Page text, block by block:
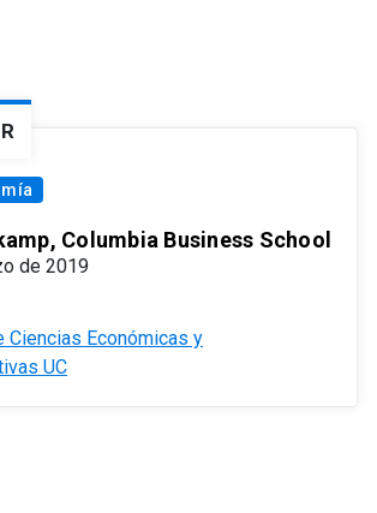
Columbia Business School
de 2019
Ciencias Económicas y
UC